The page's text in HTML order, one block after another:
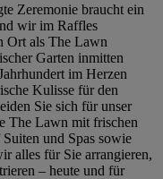
Zeremonie braucht ein
wir im Raffles
Ort als The Lawn
Garten inmitten
im Herzen
Kulisse für den
Sie sich für unser
The Lawn mit frischen
und Spas sowie
alles für Sie arrangieren,
– heute und für